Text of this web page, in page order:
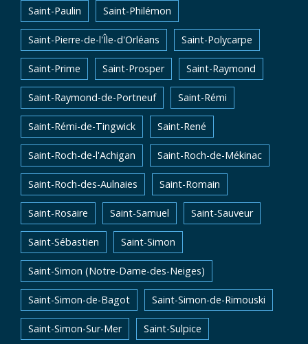
Saint-Paulin Saint-Philémon
Saint-Pierre-de-l'Île-d'Orléans Saint-Polycarpe
Saint-Prime Saint-Prosper Saint-Raymond
Saint-Raymond-de-Portneuf Saint-Rémi
Saint-Rémi-de-Tingwick Saint-René
Saint-Roch-de-l'Achigan Saint-Roch-de-Mékinac
Saint-Roch-des-Aulnaies Saint-Romain
Saint-Rosaire Saint-Samuel Saint-Sauveur
Saint-Sébastien Saint-Simon
Saint-Simon (Notre-Dame-des-Neiges)
Saint-Simon-de-Bagot Saint-Simon-de-Rimouski
Saint-Simon-Sur-Mer Saint-Sulpice